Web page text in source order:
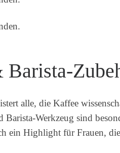
Barista-
alle, die Kaffee
Barista-Werkzeug sind
ein Highlight für Frauen,